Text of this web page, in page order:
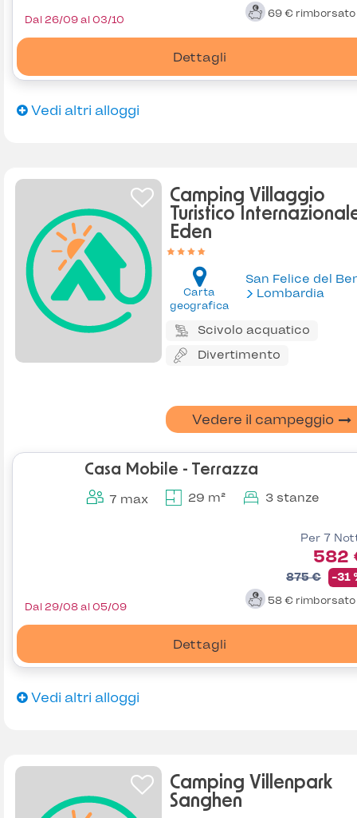
69 € rimborsato
Dettagli
Dal 26/09 al 03/10
Vedi altri alloggi
Camping Villaggio
Turistico
Eden
Carta
geografica
Lombardia
Scivolo acquatico
Divertimento
Vedere il campeggio
Casa Mobile - Terrazza
7 max 29 m² 3 stanze
Per 7
582
875 € -31
58 € rimborsato
Dettagli
Dal 29/08 al 05/09
Vedi altri alloggi
Camping Villenpark
Sanghen